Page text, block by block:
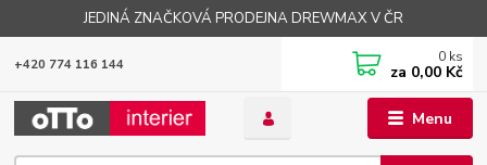
JEDINÁ ZNAČKOVÁ PRODEJNA DREWMAX V ČR
Menu
+420 774 116 144 0 ks
za 0,00 Kč